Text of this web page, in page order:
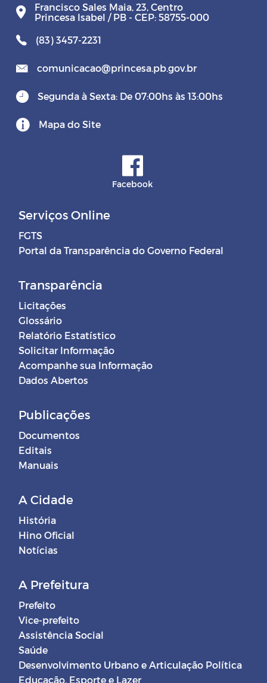
Francisco Sales Maia, 23, Centro
Princesa Isabel / PB - CEP: 58755-000
(83) 3457-2231
comunicacao@princesa.pb.gov.br
Segunda à Sexta: De 07:00hs às 13:00hs
Mapa do Site
Facebook
Serviços Online
FGTS
Portal da Transparência do Governo Federal
Transparência
Licitações
Glossário
Relatório Estatístico
Solicitar Informação
Acompanhe sua Informação
Dados Abertos
Publicações
Documentos
Editais
Manuais
A Cidade
História
Hino Oficial
Notícias
A Prefeitura
Prefeito
Vice-prefeito
Assistência Social
Saúde
Desenvolvimento Urbano e Articulação Política
Educação, Esporte e Lazer